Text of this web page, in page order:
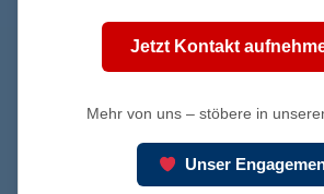
Jetzt Kontakt
Mehr von uns – stöbere in
Unser